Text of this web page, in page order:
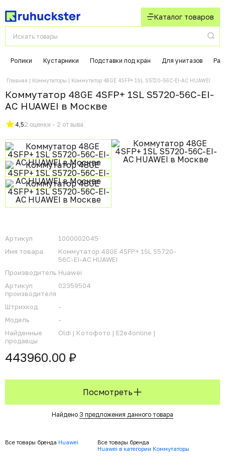
Каталог товаров
Ролики Кустарники Подставки под кран Для унитазов
Главная Коммутаторы Коммутатор 48GE 4SFP+ 1SL S5720-56C-EI-AC HUAWEI
Коммутатор 48GE 4SFP+ 1SL S5720-56C-EI-
AC HUAWEI в Москвe
4,52 оценки - 2 отзыва
Артикул
1000002045
Имя товара
Коммутатор 48GE 4SFP+ 1SL S5720-
56C-EI-AC HUAWEI
Производитель Huawei
Артикул
производителя
02359504
Штрихкод
-
Модель
-
Найденные
продавцы
Oldi | Котофото | E2e4online |
443960.00 ₽
Посмотреть
Найдено 3 предложения данного товара
Все товары бренда Huawei
Все товары бренда
Huawei в категории Коммутаторы